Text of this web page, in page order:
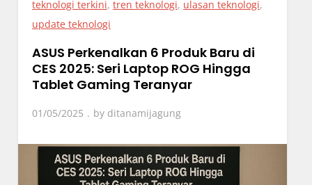
teknologi terkini, tren teknologi, ulasan teknologi,
update teknologi
ASUS Perkenalkan 6 Produk Baru di
CES 2025: Seri Laptop ROG Hingga
Tablet Gaming Teranyar
01/05/2025 by ditanamijagung